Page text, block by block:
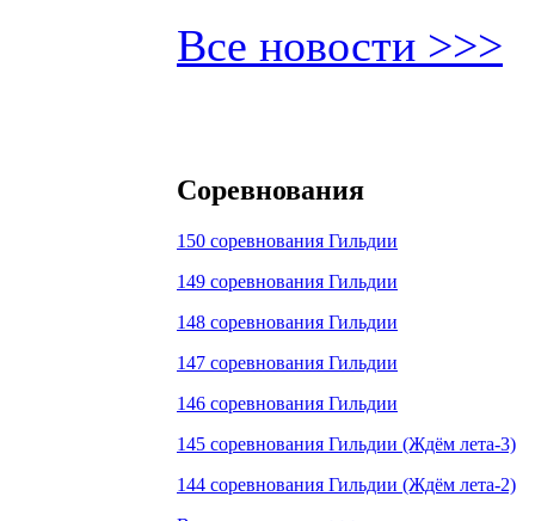
Все новости >>>
Соревнования
150 соревнования Гильдии
149 соревнования Гильдии
148 соревнования Гильдии
147 соревнования Гильдии
146 соревнования Гильдии
145 соревнования Гильдии (Ждём лета-3)
144 соревнования Гильдии (Ждём лета-2)